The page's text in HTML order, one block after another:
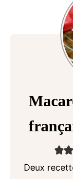
Deux